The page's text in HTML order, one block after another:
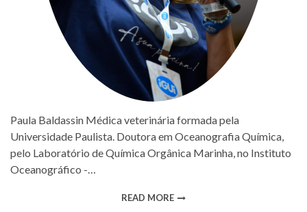
Paula Baldassin Médica veterinária formada pela
Universidade Paulista. Doutora em Oceanografia Química,
pelo Laboratório de Química Orgânica Marinha, no Instituto
Oceanográfico -…
READ MORE